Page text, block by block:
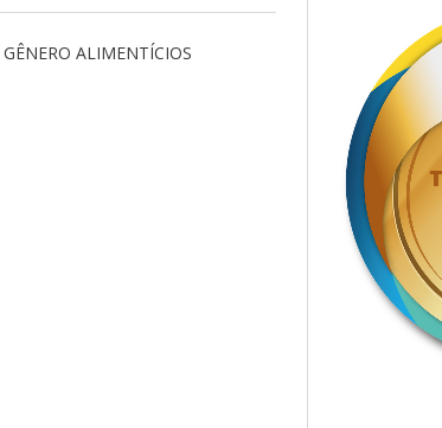
ALIMENTÍCIOS